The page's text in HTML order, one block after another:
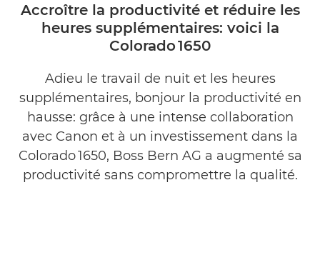
Evénements et témoignages
Études de cas
Accroître la productivité et réduire les
heures supplémentaires: voici la
Colorado 1650
Adieu le travail de nuit et les heures
supplémentaires, bonjour la productivité en
hausse: grâce à une intense collaboration
avec Canon et à un investissement dans la
Colorado 1650, Boss Bern AG a augmenté sa
productivité sans compromettre la qualité.